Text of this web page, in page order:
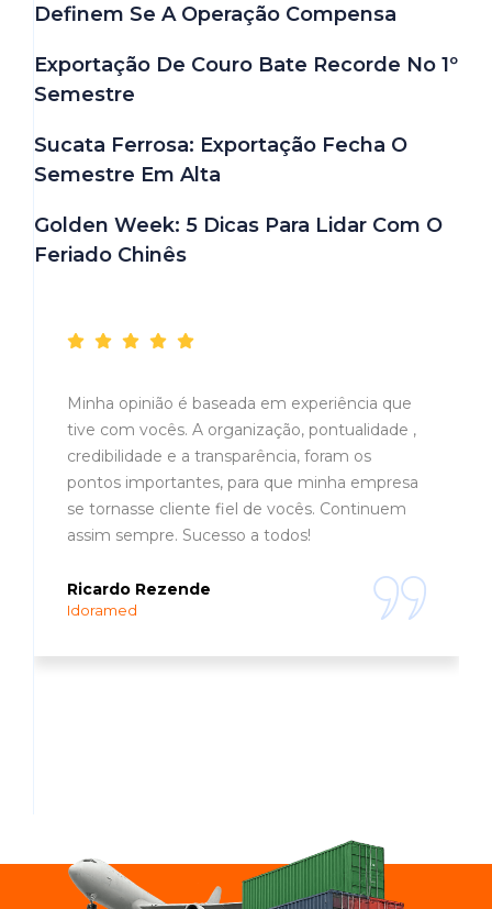
Definem Se A Operação Compensa
Exportação De Couro Bate Recorde No 1º
Semestre
Sucata Ferrosa: Exportação Fecha O
Semestre Em Alta
Golden Week: 5 Dicas Para Lidar Com O
Feriado Chinês
Minha opinião é baseada em experiência que
tive com vocês. A organização, pontualidade ,
credibilidade e a transparência, foram os
pontos importantes, para que minha empresa
se tornasse cliente fiel de vocês. Continuem
assim sempre. Sucesso a todos!
Ricardo Rezende
Idoramed